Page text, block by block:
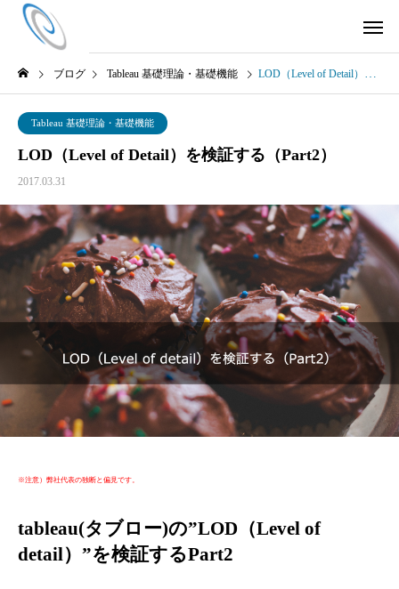
ブログ Tableau 基礎理論・基礎機能 LOD（Level of Detail）を検証する（Part2）
Tableau 基礎理論・基礎機能
LOD（Level of Detail）を検証する（Part2）
2017.03.31
※注意）弊社代表の独断と偏見です。
tableau(タブロー)の”LOD（Level of
detail）”を検証するPart2